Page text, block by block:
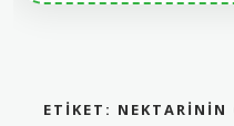
ETIKET: NEKTARININ